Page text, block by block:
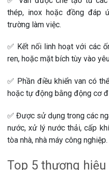
thép, inox hoặc đồng đáp
trường làm việc.
✅ Kết nối linh hoạt với các
ren, hoặc mặt bích tùy vào
✅ Phần điều khiển van có
hoặc tự động bằng động cơ
✅ Được sử dụng trong các
nước, xử lý nước thải, cấp
tòa nhà, nhà máy công nghiệp.
Top 5 thương